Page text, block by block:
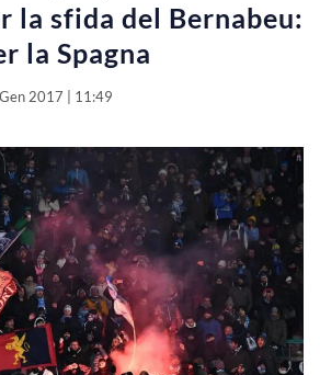
la sfida del Bernabeu:
la Spagna
2017 | 11:49